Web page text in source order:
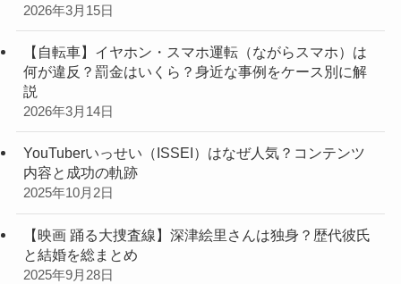
2026年3月15日
【自転車】イヤホン・スマホ運転（ながらスマホ）は
何が違反？罰金はいくら？身近な事例をケース別に解
説
2026年3月14日
YouTuberいっせい（ISSEI）はなぜ人気？コンテンツ
内容と成功の軌跡
2025年10月2日
【映画 踊る大捜査線】深津絵里さんは独身？歴代彼氏
と結婚を総まとめ
2025年9月28日